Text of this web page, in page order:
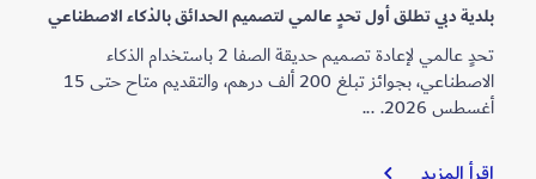
بلدية دبي تطلق أول تحدٍ عالمي لتصميم الحدائق بالذكاء الاصطناعي
تحدٍ عالمي لإعادة تصميم حديقة الصفا 2 باستخدام الذكاء
الاصطناعي، بجوائز تبلغ 200 ألف درهم، والتقديم متاح حتى 15
أغسطس 2026. ...
بلدية